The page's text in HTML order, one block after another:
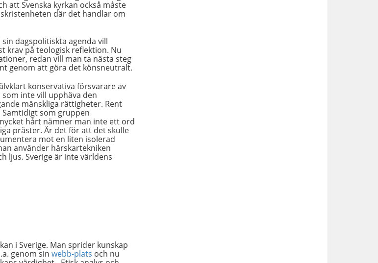
att Svenska kyrkan också måste
där det handlar om
dagspolitiskta agenda vill
krav på teologisk reflektion. Nu
redan vill man ta nästa steg
genom att göra det könsneutralt.
konservativa försvarare av
inte vill upphäva den
mänskliga rättigheter. Rent
som gruppen
hårt nämner man inte ett ord
präster. Är det för att det skulle
mot en liten isolerad
använder härskartekniken
ljus. Sverige är inte världens
i Sverige. Man sprider kunskap
genom sin webb-plats och nu